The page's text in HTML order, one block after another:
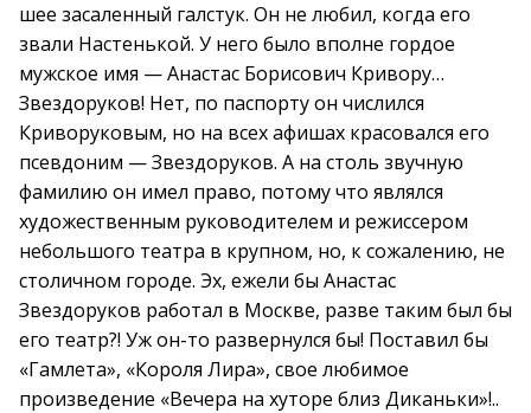
шее засаленный галстук. Он не любил, когда его
звали Настенькой. У него было вполне гордое
мужское имя — Анастас Борисович Кривору…
Звездоруков! Нет, по паспорту он числился
Криворуковым, но на всех афишах красовался его
псевдоним — Звездоруков. А на столь звучную
фамилию он имел право, потому что являлся
художественным руководителем и режиссером
небольшого театра в крупном, но, к сожалению, не
столичном городе. Эх, ежели бы Анастас
Звездоруков работал в Москве, разве таким был бы
его театр?! Уж он-то развернулся бы! Поставил бы
«Гамлета», «Короля Лира», свое любимое
произведение «Вечера на хуторе близ Диканьки»!..